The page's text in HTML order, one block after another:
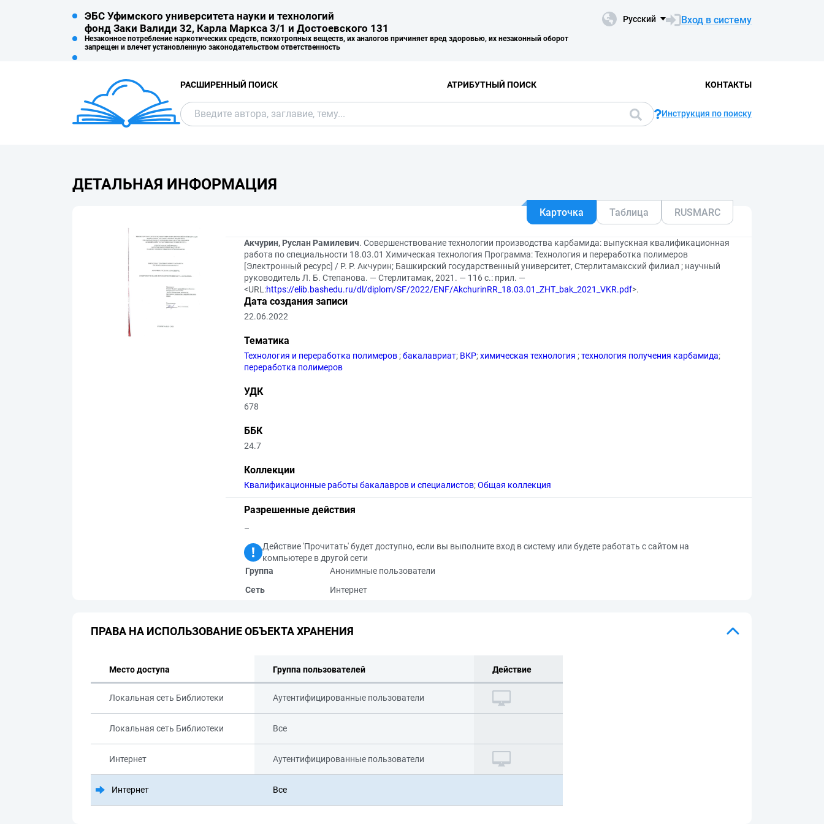
ЭБС Уфимского университета науки и технологий
фонд Заки Валиди 32, Карла Маркса 3/1 и Достоевского 131
Незаконное потребление наркотических средств, психотропных веществ, их аналогов причиняет вред здоровью, их незаконный оборот
запрещен и влечет установленную законодательством ответственность
Русский Вход в систему
РАСШИРЕННЫЙ ПОИСК АТРИБУТНЫЙ ПОИСК КОНТАКТЫ
Инструкция по поиску
ДЕТАЛЬНАЯ ИНФОРМАЦИЯ
Карточка Таблица RUSMARC
Акчурин, Руслан Рамилевич. Совершенствование технологии производства карбамида: выпускная квалификационная
работа по специальности 18.03.01 Химическая технология Программа: Технология и переработка полимеров
[Электронный ресурс] / Р. Р. Акчурин; Башкирский государственный университет, Стерлитамакский филиал ; научный
руководитель Л. Б. Степанова. — Стерлитамак, 2021. — 116 с.: прил. —
<URL:https://elib.bashedu.ru/dl/diplom/SF/2022/ENF/AkchurinRR_18.03.01_ZHT_bak_2021_VKR.pdf>.
Дата создания записи
22.06.2022
Тематика
Технология и переработка полимеров ;бакалавриат; ВКР;химическая технология ;технология получения карбамида;
переработка полимеров
УДК
678
ББК
24.7
Коллекции
Квалификационные работы бакалавров и специалистов;Общая коллекция
Разрешенные действия
–
Действие 'Прочитать' будет доступно, если вы выполните вход в систему или будете работать с сайтом на
компьютере в другой сети
Группа
Анонимные пользователи
Сеть
Интернет
ПРАВА НА ИСПОЛЬЗОВАНИЕ ОБЪЕКТА ХРАНЕНИЯ
Место доступа Группа пользователей Действие
Локальная сеть Библиотеки Аутентифицированные пользователи
Локальная сеть Библиотеки Все
Интернет Аутентифицированные пользователи
Интернет Все